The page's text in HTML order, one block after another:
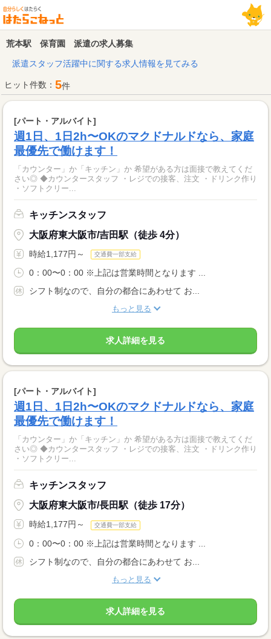
荒本駅 保育園 派遣の求人募集
派遣スタッフ活躍中に関する求人情報を見てみる
ヒット件数： 5件
[パート・アルバイト]
週1日、1日2h〜OKのマクドナルドなら、家庭
最優先で働けます！
「カウンター」か「キッチン」か 希望がある方は面接で教えてくだ
さい◎ ◆カウンタースタッフ ・レジでの接客、注文 ・ドリンク作り
・ソフトクリー...
キッチンスタッフ
大阪府東大阪市/吉田駅（徒歩 4分）
時給1,177円～ 交通費一部支給
0：00〜0：00 ※上記は営業時間となります ...
シフト制なので、自分の都合にあわせて お...
もっと見る
求人詳細を見る
[パート・アルバイト]
週1日、1日2h〜OKのマクドナルドなら、家庭
最優先で働けます！
「カウンター」か「キッチン」か 希望がある方は面接で教えてくだ
さい◎ ◆カウンタースタッフ ・レジでの接客、注文 ・ドリンク作り
・ソフトクリー...
キッチンスタッフ
大阪府東大阪市/長田駅（徒歩 17分）
時給1,177円～ 交通費一部支給
0：00〜0：00 ※上記は営業時間となります ...
シフト制なので、自分の都合にあわせて お...
もっと見る
求人詳細を見る